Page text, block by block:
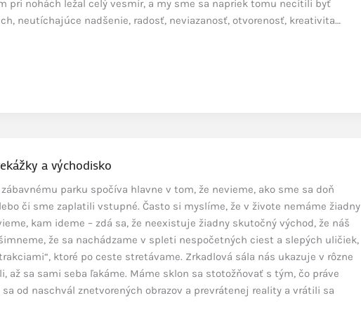
pri nohách ležal celý vesmír, a my sme sa napriek tomu necítili byť
neutíchajúce nadšenie, radosť, neviazanosť, otvorenosť, kreativita…
a východisko
parku spočíva hlavne v tom, že nevieme, ako sme sa doň
či sme zaplatili vstupné. Často si myslíme, že v živote nemáme žiadny
kam ideme – zdá sa, že neexistuje žiadny skutočný východ, že náš
že sa nachádzame v spleti nespočetných ciest a slepých uličiek,
ktoré po ceste stretávame. Zrkadlová sála nás ukazuje v rôzne
až sa sami seba ľakáme. Máme sklon sa stotožňovať s tým, čo práve
od naschvál znetvorených obrazov a prevrátenej reality a vrátili sa